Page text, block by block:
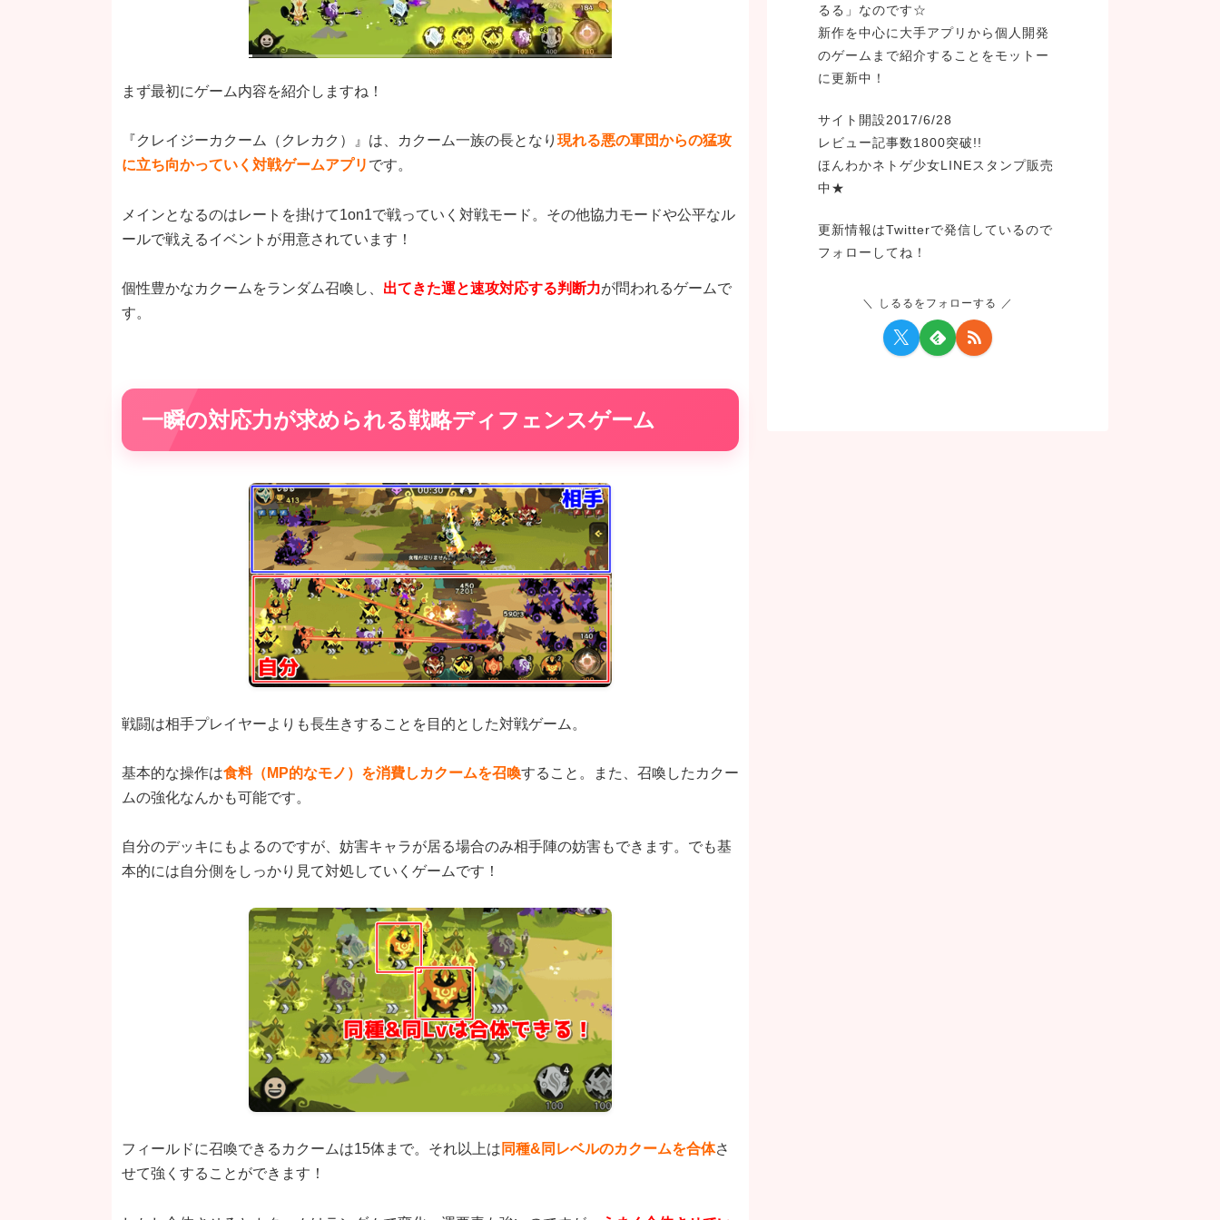
ー
まず最初にゲーム内容を紹介しますね！
『クレイジーカクーム（クレカク）』は、カクーム一族の長となり 現れる悪の軍団からの猛攻
に立ち向かっていく対戦ゲームアプリ です。
メインとなるのはレートを掛けて1on1で戦っていく対戦モード。その他協力モードや公平なル
ールで戦えるイベントが用意されています！
個性豊かなカクームをランダム召喚し、 出てきた運と速攻対応する判断力が問われるゲームで
す。
一瞬の対応力が求められる戦略ディフェンスゲーム
戦闘は相手プレイヤーよりも長生きすることを目的とした対戦ゲーム。
基本的な操作は食料（MP的なモノ）を消費しカクームを召喚すること。また、召喚したカクー
ムの強化なんかも可能です。
自分のデッキにもよるのですが、妨害キャラが居る場合のみ相手陣の妨害もできます。でも基
本的には自分側をしっかり見て対処していくゲームです！
フィールドに召喚できるカクームは15体まで。それ以上は 同種&同レベルのカクームを合体さ
せて強くすることができます！
るる」なのです☆
新作を中心に大手アプリから個人開発
のゲームまで紹介することをモットー
に更新中！
サイト開設2017/6/28
レビュー記事数1800突破!!
ほんわかネトゲ少女LINEスタンプ販売
中★
更新情報はTwitterで発信しているので
フォローしてね！
しるるをフォローする